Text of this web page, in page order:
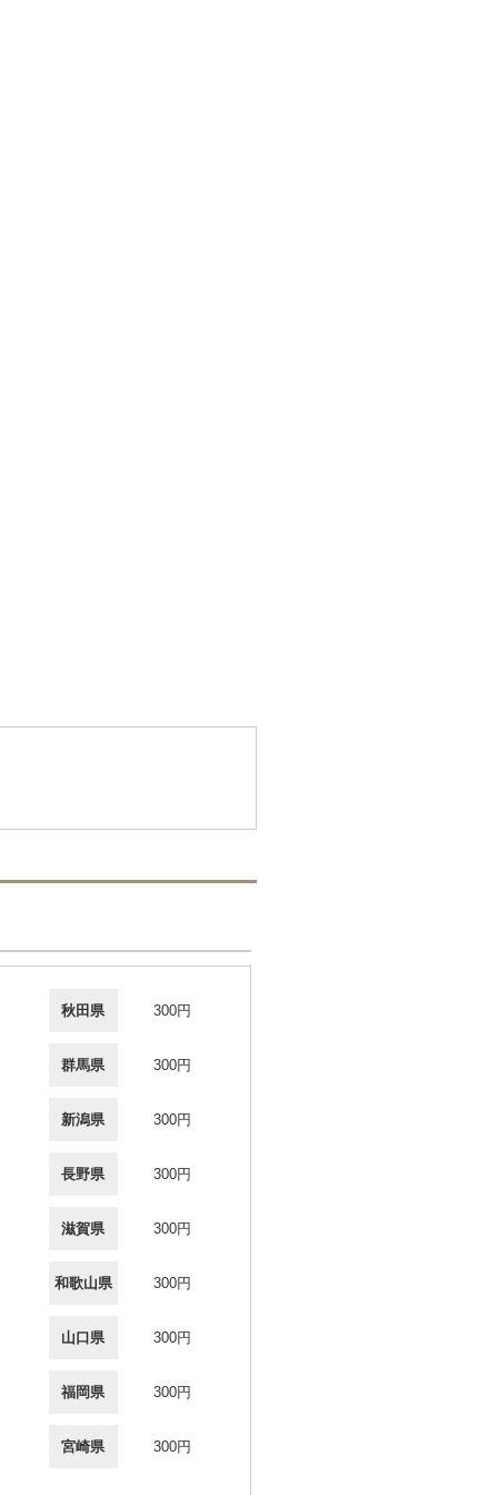
秋田県 300円
群馬県 300円
新潟県 300円
長野県 300円
滋賀県 300円
和歌山県 300円
山口県 300円
福岡県 300円
宮崎県 300円